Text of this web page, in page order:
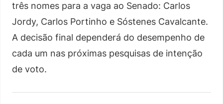
três nomes para a vaga ao Senado: Carlos
Jordy, Carlos Portinho e Sóstenes Cavalcante.
A decisão final dependerá do desempenho de
cada um nas próximas pesquisas de intenção
de voto.